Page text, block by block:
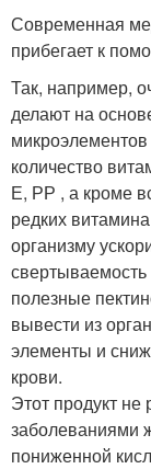
Современная
прибегает к
Так, например,
делают на
количество
Е, РР , а кроме
редких
организму
полезные
вывести из
элементы и
крови.
Этот продукт
заболеваниями
пониженной